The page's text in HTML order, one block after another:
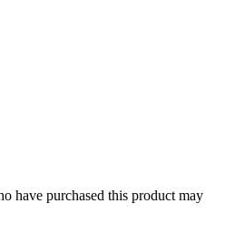
have purchased this product may